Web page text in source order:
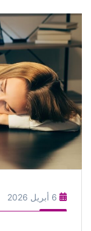
6 أبريل 2026